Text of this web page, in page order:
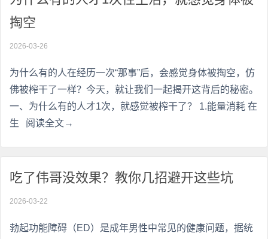
掏空
2026-03-26
为什么有的人在经历一次“那事”后，会感觉身体被掏空，仿
佛被榨干了一样？今天，就让我们一起揭开这背后的秘密。
一、为什么有的人才1次，就感觉被榨干了？ 1.能量消耗 在
生
阅读全文→
吃了伟哥没效果？教你几招避开这些坑
2026-03-22
勃起功能障碍（ED）是成年男性中常见的健康问题，据统